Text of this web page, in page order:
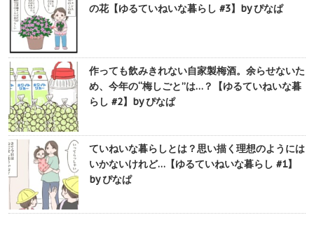
の花【ゆるていねいな暮らし #3】by ぴなぱ
作っても飲みきれない自家製梅酒。余らせないた
め、今年の“梅しごと”は…？【ゆるていねいな暮
らし #2】by ぴなぱ
ていねいな暮らしとは？思い描く理想のようには
いかないけれど…【ゆるていねいな暮らし #1】
by ぴなぱ